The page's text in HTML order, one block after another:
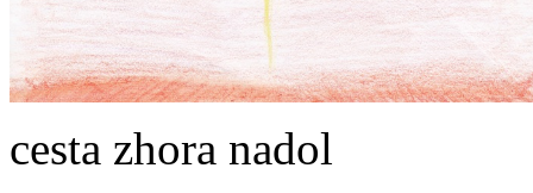
cesta zhora nadol